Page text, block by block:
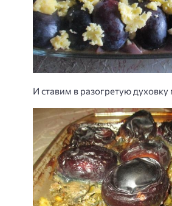
И ставим в разогретую духовку